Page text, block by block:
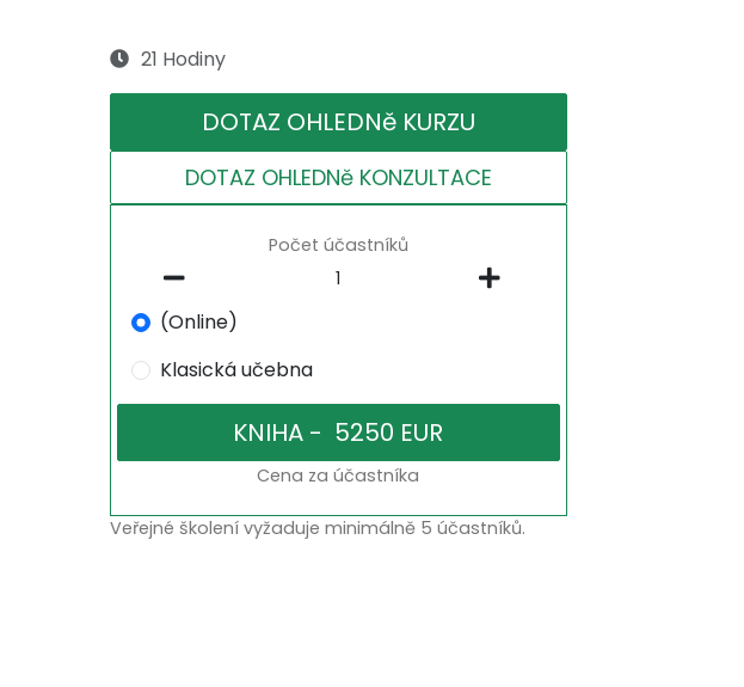
21 Hodiny
DOTAZ OHLEDNě KURZU
DOTAZ OHLEDNě KONZULTACE
Počet účastníků
(Online)
Klasická učebna
Cena za účastníka
Veřejné školení vyžaduje minimálně 5 účastníků.